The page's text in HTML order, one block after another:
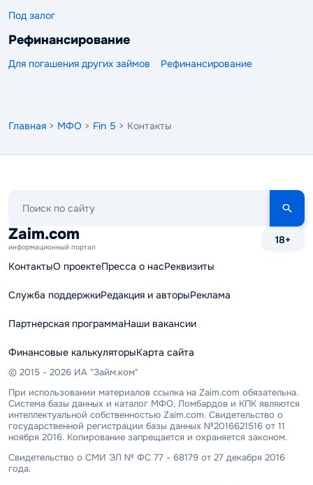
Под залог
Рефинансирование
Для погашения других займов Рефинансирование
Главная > МФО > Fin 5 > Контакты
сайту
Zaim.com
информационный портал
18+
КонтактыО проектеПресса о насРеквизиты
Служба поддержкиРедакция и авторыРеклама
Партнерская программаНаши вакансии
Финансовые калькуляторыКарта сайта
© 2015 - 2026 ИА "Займ.ком"
При использовании материалов ссылка на Zaim.com обязательна.
Система базы данных и каталог МФО, Ломбардов и КПК являются
интеллектуальной собственностью Zaim.com. Свидетельство о
государственной регистрации базы данных №2016621516 от 11
ноября 2016. Копирование запрещается и охраняется законом.
Свидетельство о СМИ ЭЛ № ФС 77 - 68179 от 27 декабря 2016
года.